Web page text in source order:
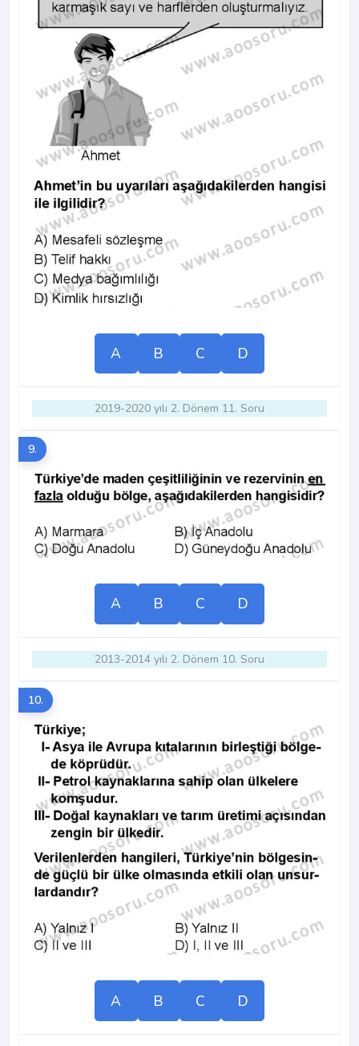
A B C D
2019-2020 yılı 2. Dönem 11. Soru
9.
A B C D
2013-2014 yılı 2. Dönem 10. Soru
10.
A B C D